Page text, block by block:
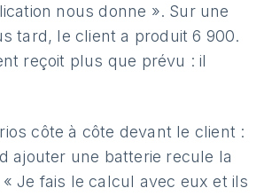
nous donne ». Sur une
tard, le client a produit 6 900.
reçoit plus que prévu : il
côte à côte devant le client :
ajouter une batterie recule la
Je fais le calcul avec eux et ils